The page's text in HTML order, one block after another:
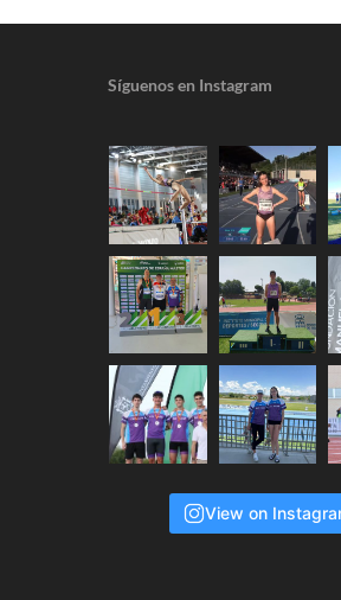
Síguenos en Instagram
View on